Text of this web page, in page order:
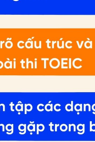
ĐĂNG KÝ TƯ